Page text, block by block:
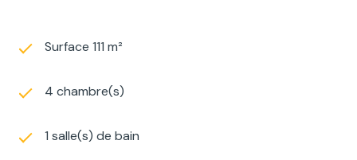
Surface 111 m²
4 chambre(s)
1 salle(s) de bain